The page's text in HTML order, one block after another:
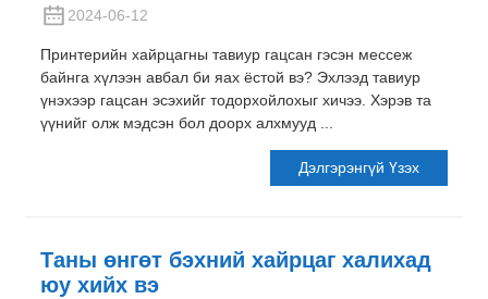
2024-06-12
Принтерийн хайрцагны тавиур гацсан гэсэн мессеж
байнга хүлээн авбал би яах ёстой вэ? Эхлээд тавиур
үнэхээр гацсан эсэхийг тодорхойлохыг хичээ. Хэрэв та
үүнийг олж мэдсэн бол доорх алхмууд ...
Дэлгэрэнгүй Үзэх
Таны өнгөт бэхний хайрцаг халихад
юу хийх вэ